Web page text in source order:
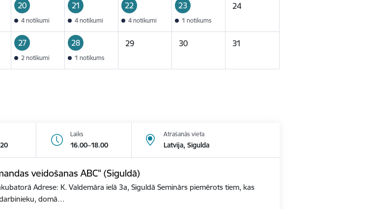
20
4 notikumi
21
4 notikumi
22
4 notikumi
23
1 notikums
24
27
2 notikumi
28
1 notikums
29 30 31
Laiks
16.00–18.00
Atrašanās vieta
Latvija, Sigulda
veidošanas ABC" (Siguldā)
Adrese: K. Valdemāra ielā 3a, Siguldā Seminārs piemērots tiem, kas
domā…